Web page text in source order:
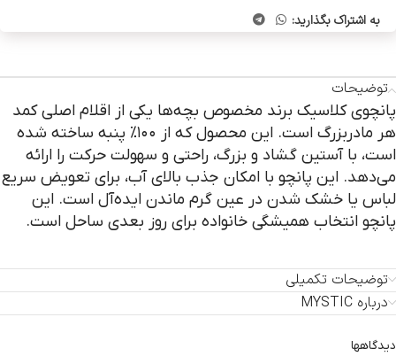
به اشتراک بگذارید:
توضیحات
پانچوی کلاسیک برند مخصوص بچه‌ها یکی از اقلام اصلی کمد
هر مادربزرگ است. این محصول که از ۱۰۰٪ پنبه ساخته شده
است، با آستین گشاد و بزرگ، راحتی و سهولت حرکت را ارائه
می‌دهد. این پانچو با امکان جذب بالای آب، برای تعویض سریع
لباس یا خشک شدن در عین گرم ماندن ایده‌آل است. این
پانچو انتخاب همیشگی خانواده برای روز بعدی ساحل است.
توضیحات تکمیلی
درباره MYSTIC
دیدگاهها